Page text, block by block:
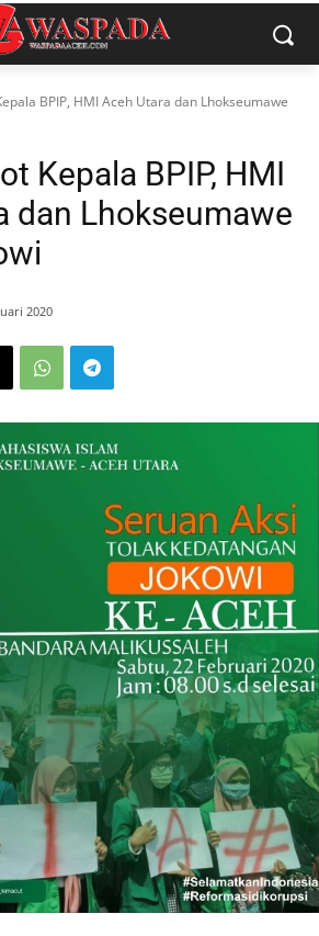
BPIP, HMI Aceh Utara dan Lhokseumawe
Kepala BPIP, HMI
dan Lhokseumawe
2020